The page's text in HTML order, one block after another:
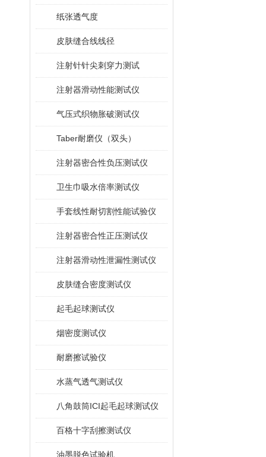
纸张透气度
皮肤缝合线线径
注射针针尖刺穿力测试
注射器滑动性能测试仪
气压式织物胀破测试仪
Taber耐磨仪（双头）
注射器密合性负压测试仪
卫生巾吸水倍率测试仪
手套线性耐切割性能试验仪
注射器密合性正压测试仪
注射器滑动性泄漏性测试仪
皮肤缝合密度测试仪
起毛起球测试仪
烟密度测试仪
耐磨擦试验仪
水蒸气透气测试仪
八角鼓筒ICI起毛起球测试仪
百格十字刮擦测试仪
油墨脱色试验机